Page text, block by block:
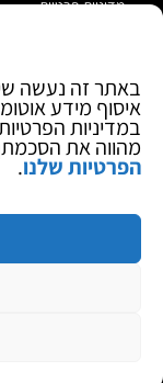
באתר זה נעשה
איסוף מידע
במדיניות
מהווה את
הפרטיות שלנו.
מדיניות פרטיות
בלוג